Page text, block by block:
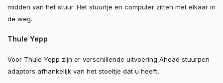
midden van het stuur. Het stuurtje en computer zitten met elkaar in
de weg.
Thule Yepp
Voor Thule Yepp zijn er verschillende uitvoering Ahead stuurpen
adaptors afhankelijk van het stoeltje dat u heeft,